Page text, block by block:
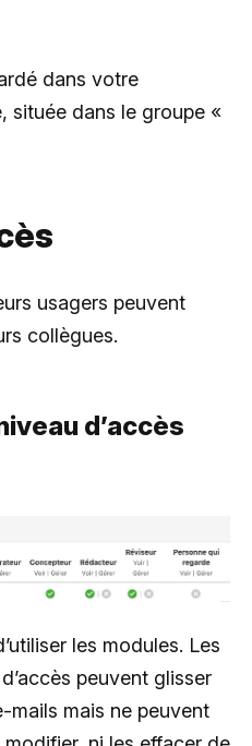
dans votre
située dans le groupe «
usagers peuvent
collègues.
d’accès
les modules. Les
peuvent glisser
mails mais ne peuvent